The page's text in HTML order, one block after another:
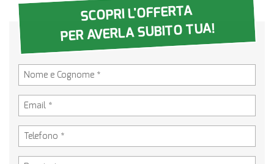
SCOPRI L'OFFERTA
PER AVERLA SUBITO TUA!